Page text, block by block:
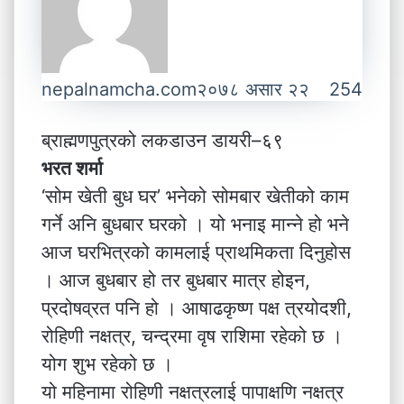
nepalnamcha.com२०७८ असार २२ 254
ब्राह्मणपुत्रको लकडाउन डायरी–६९
भरत शर्मा
‘सोम खेती बुध घर’ भनेको सोमबार खेतीको काम
गर्ने अनि बुधबार घरको । यो भनाइ मान्ने हो भने
आज घरभित्रको कामलाई प्राथमिकता दिनुहोस
। आज बुधबार हो तर बुधबार मात्र होइन,
प्रदोषव्रत पनि हो । आषाढकृष्ण पक्ष त्रयोदशी,
रोहिणी नक्षत्र, चन्द्रमा वृष राशिमा रहेको छ ।
योग शुभ रहेको छ ।
यो महिनामा रोहिणी नक्षत्रलाई पापाक्षणि नक्षत्र